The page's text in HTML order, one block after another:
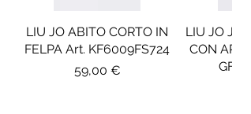
LIU JO ABITO CORTO IN
FELPA Art. KF6009FS724
Prezzo
59,00 €
LIU JO
CON